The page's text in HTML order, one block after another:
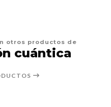
otros productos de
cuántica